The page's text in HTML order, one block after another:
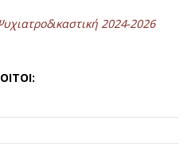
2024-2026